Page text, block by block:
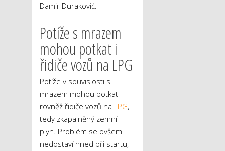
Damir Duraković.
Potíže s mrazem
mohou potkat i
řidiče vozů na LPG
Potíže v souvislosti s
mrazem mohou potkat
rovněž řidiče vozů na LPG,
tedy zkapalněný zemní
plyn. Problém se ovšem
nedostaví hned při startu,